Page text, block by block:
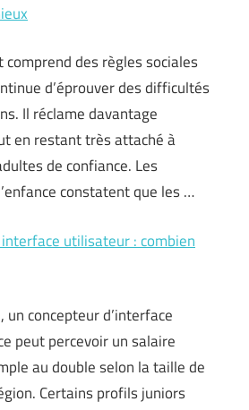
comprend des règles sociales
d’éprouver des difficultés
Il réclame davantage
en restant très attaché à
de confiance. Les
constatent que les …
utilisateur : combien
un concepteur d’interface
peut percevoir un salaire
au double selon la taille de
Certains profils juniors